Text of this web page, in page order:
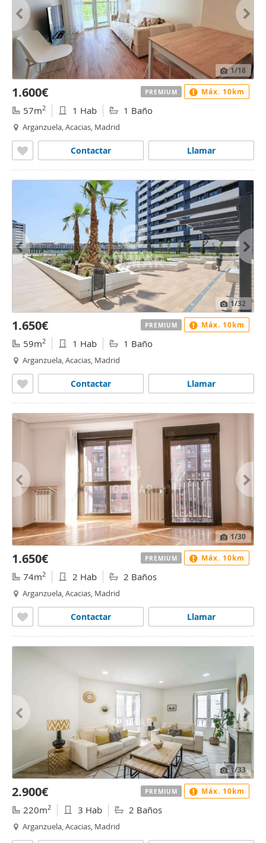
1/18
1.600€
57m2 1 Hab 1 Baño
Arganzuela, Acacias, Madrid
Llamar
Contactar
PREMIUM Máx. 10km
1/32
1.650€
59m2 1 Hab 1 Baño
Arganzuela, Acacias, Madrid
Llamar
Contactar
PREMIUM Máx. 10km
1/30
1.650€
74m2 2 Hab 2 Baños
Arganzuela, Acacias, Madrid
Llamar
Contactar
PREMIUM Máx. 10km
1/33
2.900€
220m2 3 Hab 2 Baños
Arganzuela, Acacias, Madrid
PREMIUM Máx. 10km